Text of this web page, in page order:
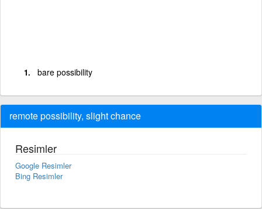
bare possibility
remote possibility, slight chance
Resimler
Google Resimler
Bing Resimler